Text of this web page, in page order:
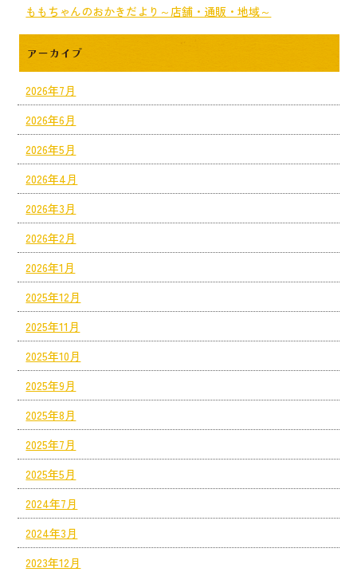
ももちゃんのおかきだより～店舗・通販・地域～
アーカイブ
2026年7月
2026年6月
2026年5月
2026年4月
2026年3月
2026年2月
2026年1月
2025年12月
2025年11月
2025年10月
2025年9月
2025年8月
2025年7月
2025年5月
2024年7月
2024年3月
2023年12月